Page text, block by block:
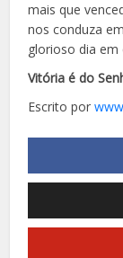
mais que
nos conduza
glorioso dia em
Vitória é do
Escrito por